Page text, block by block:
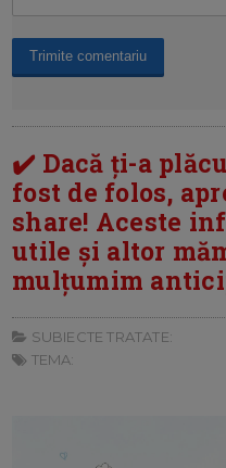
✔️ Dacă ți-a
fost de folos,
share! Aceste
utile și altor
mulțumim
SUBIECTE TRATATE:
TEMA: